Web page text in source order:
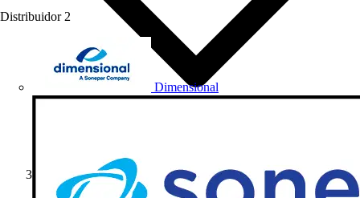
Distribuidor 2
Dimensional
Notícias do Setor